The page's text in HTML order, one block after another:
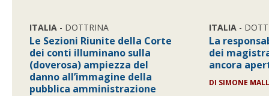
ITALIA - DOTTRINA
Le Sezioni Riunite della Corte
dei conti illuminano sulla
(doverosa) ampiezza del
danno all’immagine della
pubblica amministrazione
ITALIA -
La
dei
ancora
DI SIMONE